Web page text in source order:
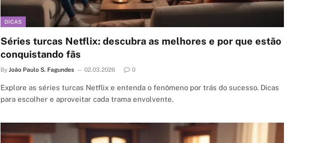
DICAS
Séries turcas Netflix: descubra as melhores e por que estão
conquistando fãs
By João Paulo S. Fagundes 02.03.2026 0
Explore as séries turcas Netflix e entenda o fenômeno por trás do sucesso. Dicas
para escolher e aproveitar cada trama envolvente.